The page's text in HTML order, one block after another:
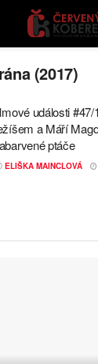
(2017)
události
a Máří
ptáče
ELIŠKA MAINCLOVÁ